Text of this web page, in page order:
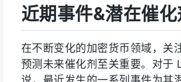
近期事件&潜在催化
在不断变化的加密货币领域，关
预测未来催化剂至关重要。对于